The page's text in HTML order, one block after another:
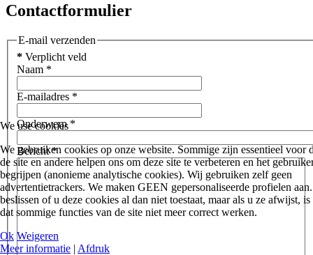
Contactformulier
E-mail verzenden
* Verplicht veld
Naam *
E-mailadres *
Onderwerp*
Bericht*
We use cookies
We gebruiken cookies op onze website. Sommige zijn essentieel voor
de site en andere helpen ons om deze site te verbeteren en het
begrijpen (anonieme analytische cookies). Wij gebruiken zelf geen
advertentietrackers. We maken GEEN gepersonaliseerde profielen
beslissen of u deze cookies al dan niet toestaat, maar als u ze afwijst,
dat sommige functies van de site niet meer correct werken.
Ok Weigeren
Meer informatie | Afdruk